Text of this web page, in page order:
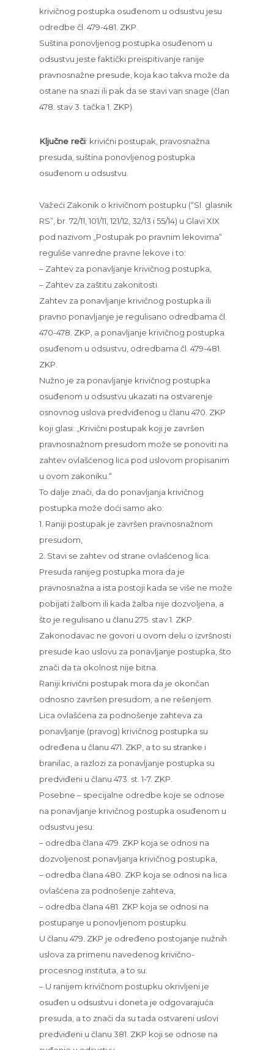
krivičnog postupka osuđenom u odsustvu jesu
odredbe čl. 479-481. ZKP.
Suština ponovljenog postupka osuđenom u
odsustvu jeste faktički preispitivanje ranije
pravnosnažne presude, koja kao takva može da
ostane na snazi ili pak da se stavi van snage (član
478. stav 3. tačka 1. ZKP).
Ključne reči: krivični postupak, pravosnažna
presuda, suština ponovljenog postupka
osuđenom u odsustvu.
Važeći Zakonik o krivičnom postupku (“Sl. glasnik
RS”, br. 72/11, 101/11, 121/12, 32/13 i 55/14) u Glavi XIX
pod nazivom „Postupak po pravnim lekovima“
reguliše vanredne pravne lekove i to:
– Zahtev za ponavljanje krivičnog postupka,
– Zahtev za zaštitu zakonitosti.
Zahtev za ponavljanje krivičnog postupka ili
pravno ponavljanje je regulisano odredbama čl.
470-478. ZKP, a ponavljanje krivičnog postupka
osuđenom u odsustvu, odredbama čl. 479-481.
ZKP.
Nužno je za ponavljanje krivičnog postupka
osuđenom u odsustvu ukazati na ostvarenje
osnovnog uslova predviđenog u članu 470. ZKP
koji glasi: „Krivični postupak koji je završen
pravnosnažnom presudom može se ponoviti na
zahtev ovlašćenog lica pod uslovom propisanim
u ovom zakoniku.“
To dalje znači, da do ponavljanja krivičnog
postupka može doći samo ako:
1. Raniji postupak je završen pravnosnažnom
presudom,
2. Stavi se zahtev od strane ovlašćenog lica.
Presuda ranijeg postupka mora da je
pravnosnažna a ista postoji kada se više ne može
pobijati žalbom ili kada žalba nije dozvoljena, a
što je regulisano u članu 275. stav 1. ZKP.
Zakonodavac ne govori u ovom delu o izvršnosti
presude kao uslovu za ponavljanje postupka, što
znači da ta okolnost nije bitna.
Raniji krivični postupak mora da je okončan
odnosno završen presudom, a ne rešenjem.
Lica ovlašćena za podnošenje zahteva za
ponavljanje (pravog) krivičnog postupka su
određena u članu 471. ZKP, a to su stranke i
branilac, a razlozi za ponavljanje postupka su
predviđeni u članu 473. st. 1-7. ZKP.
Posebne – specijalne odredbe koje se odnose
na ponavljanje krivičnog postupka osuđenom u
odsustvu jesu:
– odredba člana 479. ZKP koja se odnosi na
dozvoljenost ponavljanja krivičnog postupka,
– odredba člana 480. ZKP koja se odnosi na lica
ovlašćena za podnošenje zahteva,
– odredba člana 481. ZKP koja se odnosi na
postupanje u ponovljenom postupku.
U članu 479. ZKP je određeno postojanje nužnih
uslova za primenu navedenog krivično-
procesnog instituta, a to su:
– U ranijem krivičnom postupku okrivljeni je
osuđen u odsustvu i doneta je odgovarajuća
presuda, a to znači da su tada ostvareni uslovi
predviđeni u članu 381. ZKP koji se odnose na